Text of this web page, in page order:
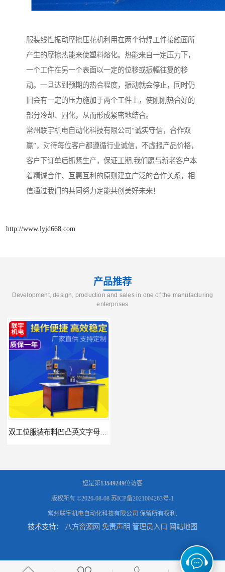
服装线性振动摩擦压花机利用在两个待焊工件接触面所
产生的摩擦热能来使塑料熔化。热能来自一定压力下，
一个工件在另一个表面以一定的位移或振幅往复的移
动。一旦达到预期的热合程度，振动就会停止，同时仍
旧会有一定的压力施加于两个工件上，使刚刚热合好的
部分冷却、固化，从而形成紧密地结合。
常州联宇机电自动化科技有限公司“诚实守信，合作双
赢”，对待每位客户都遵循行业诚信，不虚报产品价格，
客户下订单后抓紧生产，保证工期,我们愿与新老客户本
着精诚合作、互惠互利的原则建立广泛的合作关系，相
信通过我们的共同努力定能共创美好未来！
http://www.lyjd668.com
产品推荐
Development, design, production and sales in one of the manufacturing
enterprises
双工位服装布料凹凸英文字母压字机找联宇制造厂
浙江布料凹凸4d压纹机生产厂家 服装凹凸4d压纹植胶机 经济实惠 面料凹凸压纹机厂家 毛巾干发巾压标压logo设备 性能稳定
您是第13549249位访客
版权所有 ©2026-08-08 苏ICP备2021004263号-1
常州联宇机电自动化科技有限公司 保留所有权利.
技术支持： 八方资源网 免责声明 管理员入口 网站地图